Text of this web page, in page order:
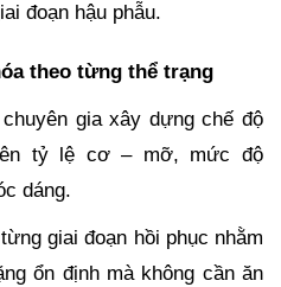
đoạn hậu phẫu.
theo từng thể trạng
gia xây dựng chế độ
tỷ lệ cơ – mỡ, mức độ
dáng.
giai đoạn hồi phục nhằm
ổn định mà không cần ăn